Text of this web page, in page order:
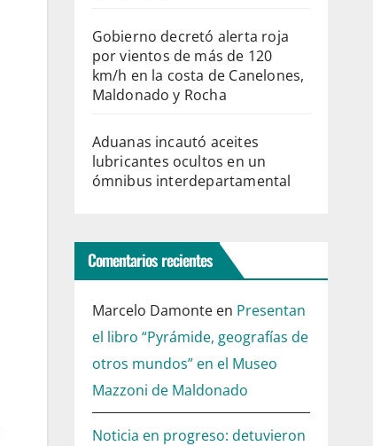
Gobierno decretó alerta roja
por vientos de más de 120
km/h en la costa de Canelones,
Maldonado y Rocha
Aduanas incautó aceites
lubricantes ocultos en un
ómnibus interdepartamental
Comentarios recientes
Marcelo Damonteen Presentan
el libro “Pyrámide, geografías de
otros mundos” en el Museo
Mazzoni de Maldonado
Noticia en progreso: detuvieron